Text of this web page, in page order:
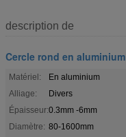
description de
Cercle rond en aluminium
Matériel:
En aluminium
Alliage:
Divers
Épaisseur:0.3mm -6mm
Diamètre: 80-1600mm